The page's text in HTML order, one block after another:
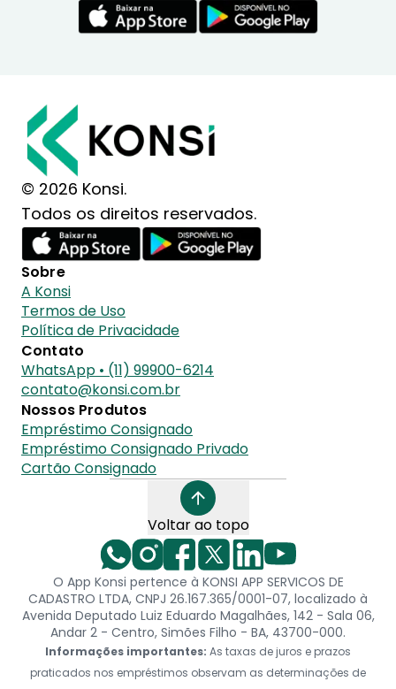
© 2026 Konsi.
Todos os direitos reservados.
Sobre
A Konsi
Termos de Uso
Política de Privacidade
Contato
WhatsApp • (11) 99900-6214
contato@konsi.com.br
Nossos Produtos
Empréstimo Consignado
Empréstimo Consignado Privado
Cartão Consignado
Voltar ao topo
O App Konsi pertence à KONSI APP SERVICOS DE
CADASTRO LTDA, CNPJ 26.167.365/0001-07, localizado à
Avenida Deputado Luiz Eduardo Magalhães, 142 - Sala 06,
Andar 2 - Centro, Simões Filho - BA, 43700-000.
Informações importantes: As taxas de juros e prazos
praticados nos empréstimos observam as determinações de